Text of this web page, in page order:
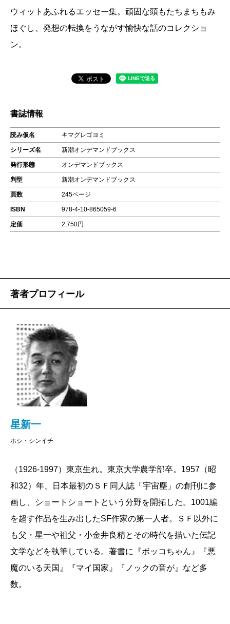
ウィットあふれるエッセー集。頑固な頭もたちまちもみ
ほぐし、発想の転換をうながす愉快な話のコレクショ
ン。
書誌情報
読み仮名 キマグレゴヨミ
シリーズ名 新潮オンデマンドブックス
発行形態 オンデマンドブックス
判型 新潮オンデマンドブックス
頁数 245ページ
ISBN 978-4-10-865059-6
定価 2,750円
著者プロフィール
星新一
ホシ・シンイチ
（1926-1997）東京生れ。東京大学農学部卒。1957（昭
和32）年、日本最初のＳＦ同人誌「宇宙塵」の創刊に参
画し、ショートショートという分野を開拓した。1001編
を超す作品を生み出したSF作家の第一人者。ＳＦ以外に
も父・星一や祖父・小金井良精とその時代を描いた伝記
文学などを執筆している。著書に『ボッコちゃん』『悪
魔のいる天国』『マイ国家』『ノックの音が』など多
数。